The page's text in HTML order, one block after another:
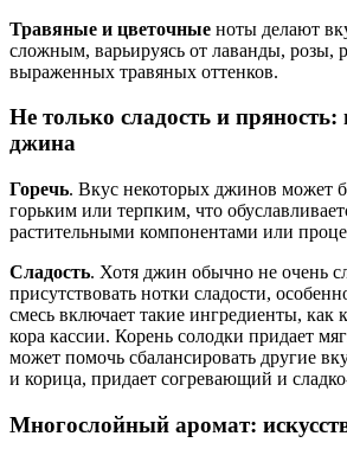
Травяные и цветочные ноты делают
сложным, варьируясь от лаванды, розы,
выраженных травяных оттенков.
Не только сладость и
джина
Горечь. Вкус некоторых джинов может
горьким или терпким, что
растительными компонентами или
Сладость. Хотя джин обычно не очень
присутствовать нотки сладости,
смесь включает такие ингредиенты, как
кора кассии. Корень солодки придает
может помочь сбалансировать другие
и корица, придает согревающий и
Многослойный аромат: